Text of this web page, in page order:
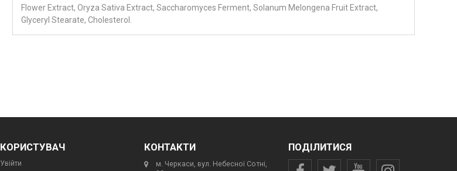
Flower Extract, Oryza Sativa Extract, Saccharomyces Ferment, Solanum Melongena Fruit Extract,
Glyceryl Stearate, Cholesterol.
КОРИСТУВАЧ
Увійти
КОНТАКТИ
м. Черкаси, вул. Небесної Сотні,
ПОДІЛИТИСЯ